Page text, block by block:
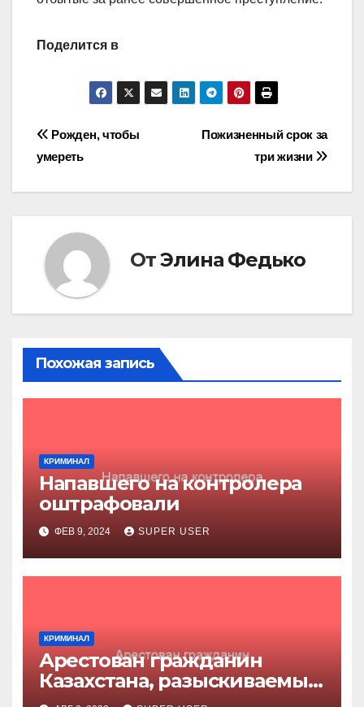
Поделится в
Навигация
по
Пожизненный срок за
три жизни
Рожден, чтобы
умереть
ОтЭлина Федько
Похожая запись
КРИМИНАЛ
Напавшего на контролера
оштрафовали
ФЕВ 9, 2024 SUPER USER
КРИМИНАЛ
Арестован гражданин
Казахстана, разыскиваемый
за убийство